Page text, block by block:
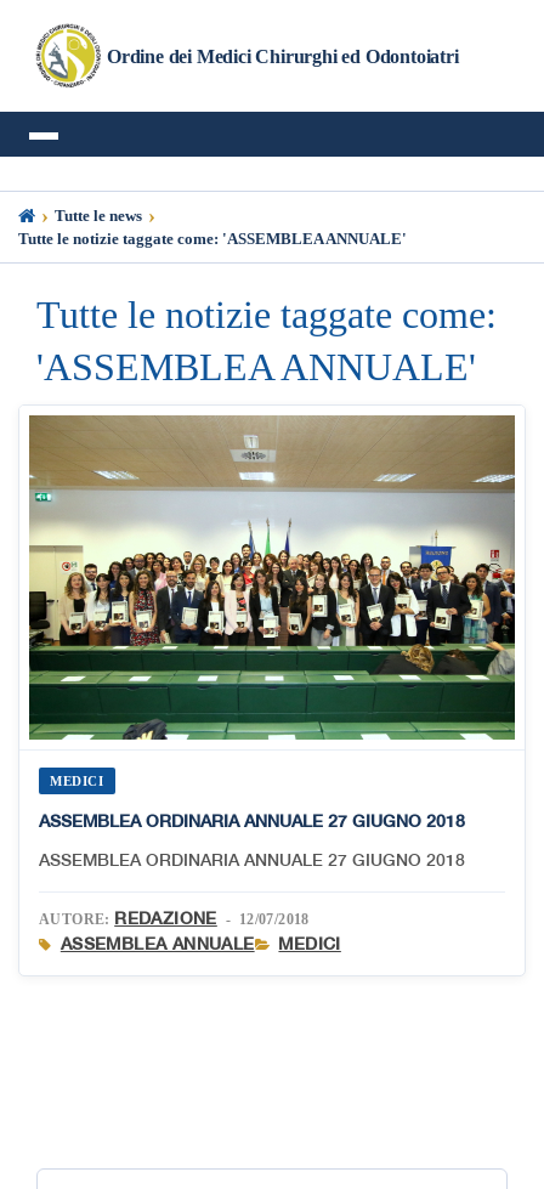
Ordine dei Medici Chirurghi ed Odontoiatri
› Tutte le news ›
Tutte le notizie taggate come: 'ASSEMBLEA ANNUALE'
Tutte le notizie taggate come:
'ASSEMBLEA ANNUALE'
MEDICI
ASSEMBLEA ORDINARIA ANNUALE 27 GIUGNO 2018
ASSEMBLEA ORDINARIA ANNUALE 27 GIUGNO 2018
AUTORE: REDAZIONE - 12/07/2018
ASSEMBLEA ANNUALE MEDICI